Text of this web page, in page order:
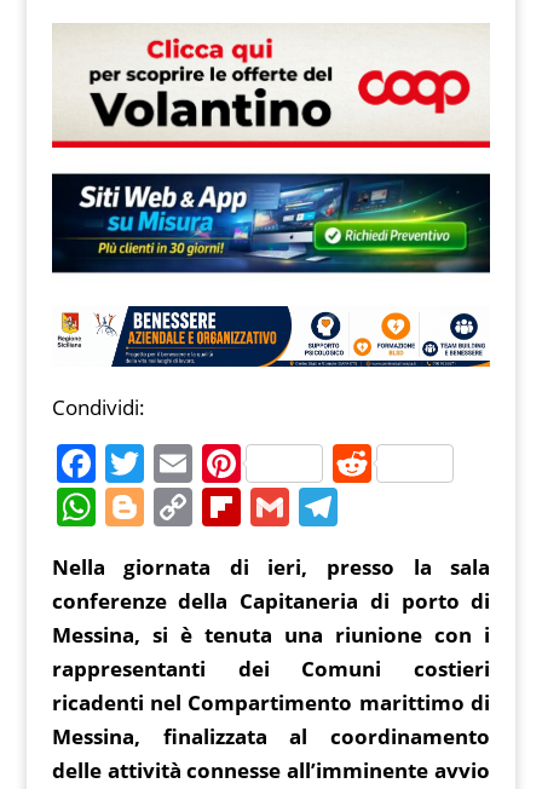
Condividi:
F
a
c
e
b
o
o
k
T
w
itt
er
E
m
ai
l
Pi
nt
er
e
st
R
di
t
W
at
s
A
p
p
Bl
g
g
er
C
p
y
Li
n
k
Fl
ip
b
o
ar
d
G
m
ai
l
T
e
gr
a
m
Nella giornata di ieri, presso la sala
conferenze della Capitaneria di porto di
Messina, si è tenuta una riunione con i
rappresentanti dei Comuni costieri
ricadenti nel Compartimento marittimo di
Messina, finalizzata al coordinamento
delle attività connesse all’imminente avvio